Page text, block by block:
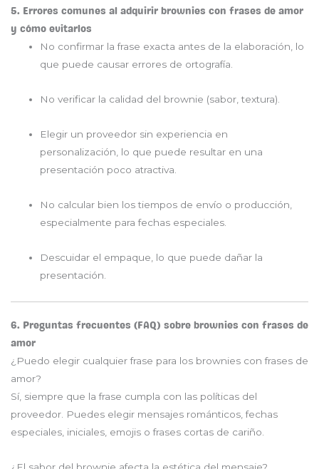
5. Errores comunes al adquirir brownies con frases de amor
y cómo evitarlos
No confirmar la frase exacta antes de la elaboración, lo
que puede causar errores de ortografía.
No verificar la calidad del brownie (sabor, textura).
Elegir un proveedor sin experiencia en
personalización, lo que puede resultar en una
presentación poco atractiva.
No calcular bien los tiempos de envío o producción,
especialmente para fechas especiales.
Descuidar el empaque, lo que puede dañar la
presentación.
6. Preguntas frecuentes (FAQ) sobre brownies con frases de
amor
¿Puedo elegir cualquier frase para los brownies con frases de
amor?
Sí, siempre que la frase cumpla con las políticas del
proveedor. Puedes elegir mensajes románticos, fechas
especiales, iniciales, emojis o frases cortas de cariño.